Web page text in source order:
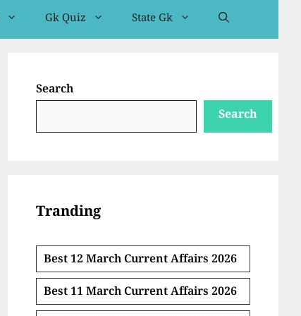
Gk Quiz State Gk
Search
Search
Tranding
Best 12 March Current Affairs 2026
Best 11 March Current Affairs 2026